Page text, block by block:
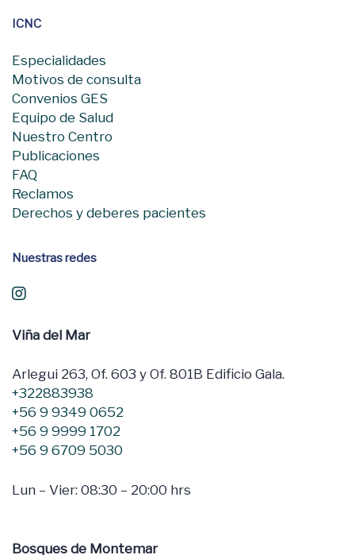
ICNC
Especialidades
Motivos de consulta
Convenios GES
Equipo de Salud
Nuestro Centro
Publicaciones
FAQ
Reclamos
Derechos y deberes pacientes
Nuestras redes
Viña del Mar
Arlegui 263, Of. 603 y Of. 801B Edificio Gala.
+322883938
+56 9 9349 0652
+56 9 9999 1702
+56 9 6709 5030
Lun – Vier: 08:30 – 20:00 hrs
Bosques de Montemar